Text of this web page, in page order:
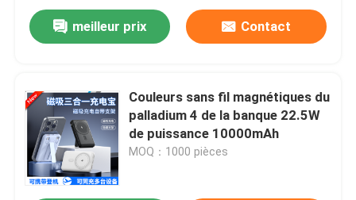
Les amateurs de boîtes d'ordinateur
Moniteur d'ordinateur de FHD
Chaise de bureau ergonomique de jeu
meilleur prix Contact
Couleurs sans fil magnétiques du
palladium 4 de la banque 22.5W
de puissance 10000mAh
MOQ：1000 pièces